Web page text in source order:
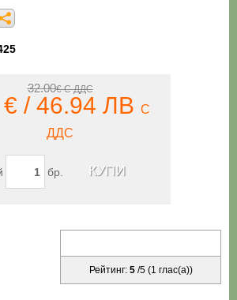
32.00€ С ДДС
€ / 46.94 ЛВ С
ДДС
бр.
Рейтинг: 5 /5(1 глас(а))